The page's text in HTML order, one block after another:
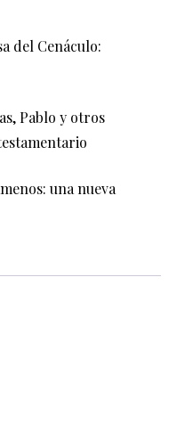
del Cenáculo:
Pablo y otros
una nueva